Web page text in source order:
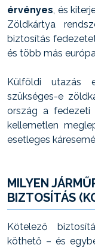
érvényes, és
Zöldkártya
biztosítás
és több más
Külföldi utazás
szükséges-e
ország a fedezeti
kellemetlen
esetleges
MILYEN
BIZTOSÍTÁS
Kötelező
köthető – és